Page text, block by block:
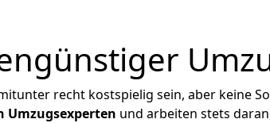
recht kostspielig sein, aber keine
Umzugsexperten und arbeiten stets